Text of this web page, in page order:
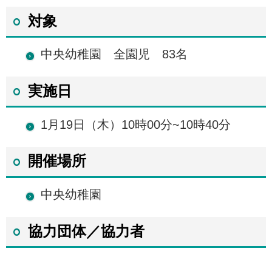
対象
中央幼稚園 全園児 83名
実施日
1月19日（木）10時00分~10時40分
開催場所
中央幼稚園
協力団体／協力者